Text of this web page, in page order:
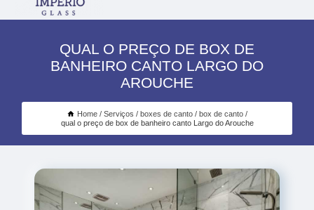
QUAL O PREÇO DE BOX DE
BANHEIRO CANTO LARGO DO
AROUCHE
Home Serviços boxes de canto
box de canto
qual o preço de box de banheiro canto Largo do Arouche